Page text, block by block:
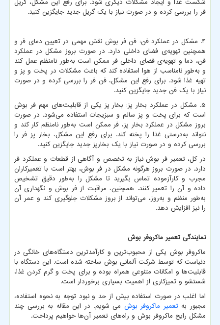
شکست غذا و ایجاد مشکلات دیگری شود. برای رفع این مشکل، گریل
فر را بررسی کرده و در صورت نیاز با یک گریل جدید جایگزین کنید.
4. مشکل در عملکرد فن: فن فر بوش نقش مهمی در تعیین دمای فر و
همچنین تهویه‌ی فضای داخلی دارد. در صورت بروز مشکل در عملکرد
فن، دما و تهویه‌ی فضای داخلی فر ممکن است به‌طور نامنظم عمل کند
و به‌طور نامناسب از هوا استفاده کند که باعث مشکلات در پخت و پز و
تهیه غذا شود. برای رفع این مشکل، فن فر را بررسی کرده و در صورت
نیاز با یک فن جدید جایگزین کنید.
5. مشکل در عملکرد بخار پز: بخار پز یکی از قابلیت‌های مهم فر بوش
است که برای پخت و پز سالم و سبزیجات استفاده می‌شود. در صورت
بروز مشکل در عملکرد بخار پز، فر ممکن است به‌طور نامنظم کار کند و
نتواند به‌درستی غذا را پخته کند. برای رفع این مشکل، بخار پز فر را
بررسی کرده و در صورت نیاز با یک بخارپز جدید جایگزین کنید.
در کل، تعمیر فر بوش نیاز به تخصص و آگاهی از قطعات و عملکرد فر
دارد. در صورت بروز هرگونه مشکل در فر بوش، بهتر است با تعمیرکاران
مجرب و کارآزموده تماس بگیرید تا مشکل را به‌طور دقیق تشخیص
داده و آن را تعمیر کنند. همچنین، مراقبت از فر بوش و نگهداری آن
به‌طور منظم و به‌روز، می‌تواند از بروز مشکلات جلوگیری کند و عمر آن
را نیز افزایش دهد.
نمایندگی تعمیر ماکروفر بوش
ماکروفر بوش یکی از محبوب‌ترین و کارآمدترین دستگاه‌های خانگی در
دنیاست که توسط شرکت آلمانی بوش ساخته شده است. این دستگاه با
قابلیت‌ها و امکانات متنوعی همراه بوده و برای پخت و گرم کردن غذا،
شستشو و تمیزکاری از اهمیت بسیاری برخوردار است.
اما اغلب در صورت استفاده بیش از حد و نبود توجه به نحوه استفاده،
مجبور بهتعمیر ماکروفر بوش می شویم. در این مقاله به بررسی چند
مشکل رایج ماکروفر بوش و راه‌های تعمیر آن‌ها خواهیم پرداخت.